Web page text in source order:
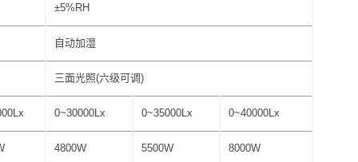
±5%RH
自动加湿
三面光照(六级可调)
0~30000Lx 0~35000Lx 0~40000Lx
4800W 5500W 8000W